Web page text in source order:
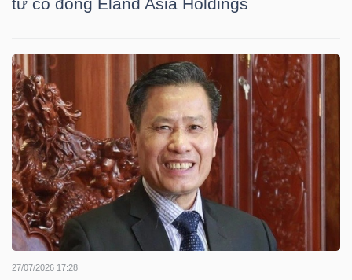
27/07/2026 17:28
TRÁI
PHIẾU
CÔNG
CỤ
ĐẦU
TƯ